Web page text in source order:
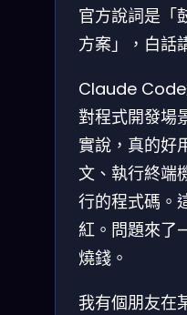
官方說詞是「
方案」，白話
Claude
對程式開發場
實說，真的好
文、執行終端
行的程式碼。
紅。問題來
燒錢。
我有個朋友在